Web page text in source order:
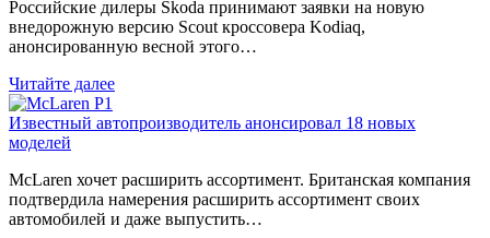
Российские дилеры Skoda принимают заявки на новую
внедорожную версию Scout кроссовера Kodiaq,
анонсированную весной этого…
Читайте далее
Известный автопроизводитель анонсировал 18 новых
моделей
McLaren хочет расширить ассортимент. Британская компания
подтвердила намерения расширить ассортимент своих
автомобилей и даже выпустить…